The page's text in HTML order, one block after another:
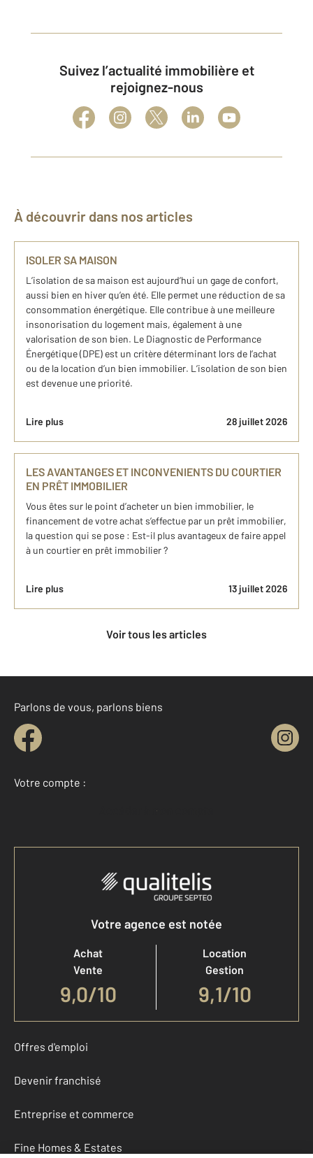
Suivez l’actualité immobilière et
rejoignez-nous
À découvrir dans nos articles
ISOLER SA MAISON
L’isolation de sa maison est aujourd’hui un gage de confort,
aussi bien en hiver qu’en été. Elle permet une réduction de sa
consommation énergétique. Elle contribue à une meilleure
insonorisation du logement mais, également à une
valorisation de son bien. Le Diagnostic de Performance
Énergétique (DPE) est un critère déterminant lors de l’achat
ou de la location d’un bien immobilier. L’isolation de son bien
est devenue une priorité.
Lire plus 28 juillet 2026
LES AVANTANGES ET INCONVENIENTS DU COURTIER
EN PRÊT IMMOBILIER
Vous êtes sur le point d’acheter un bien immobilier, le
financement de votre achat s’effectue par un prêt immobilier,
la question qui se pose : Est-il plus avantageux de faire appel
à un courtier en prêt immobilier ?
Lire plus 13 juillet 2026
Voir tous les articles
Parlons de vous, parlons biens
Votre compte :
Accéder à mon compte
Votre agence est notée
Achat
Vente
9,0/10
Location
Gestion
9,1/10
Offres d'emploi
Devenir franchisé
Entreprise et commerce
Fine Homes & Estates